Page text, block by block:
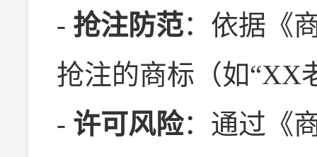
- 抢注防范：依据《
抢注的商标（如“XX
- 许可风险：通过《